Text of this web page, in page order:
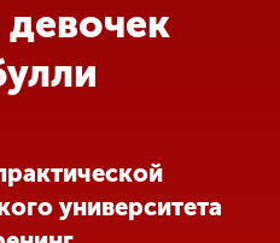
университета